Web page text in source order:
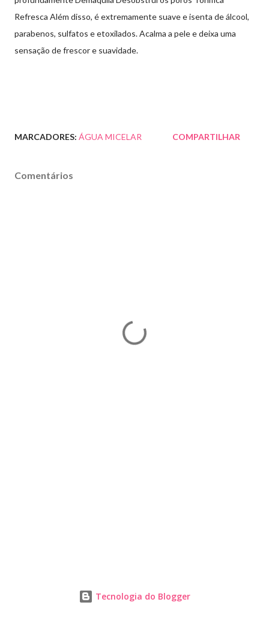
Refresca Além disso, é extremamente suave e isenta de álcool,
parabenos, sulfatos e etoxilados. Acalma a pele e deixa uma
sensação de frescor e suavidade.
MARCADORES: ÁGUA MICELAR COMPARTILHAR
Comentários
Tecnologia do Blogger